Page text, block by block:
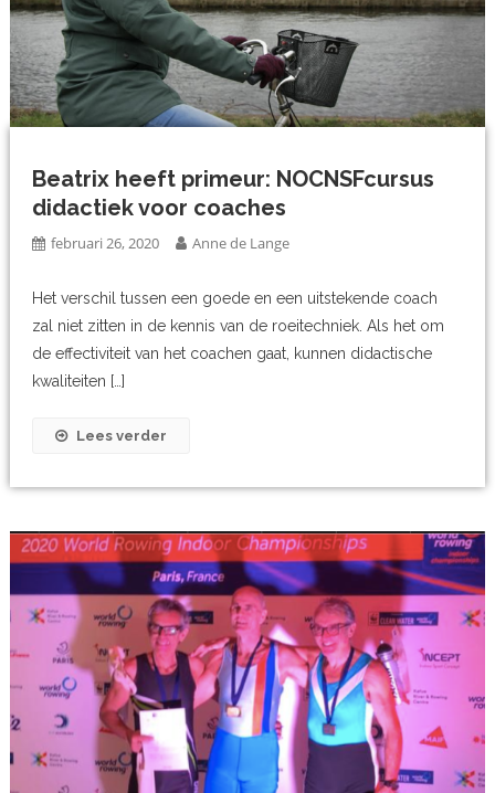
Beatrix heeft primeur: NOCNSFcursus
didactiek voor coaches
februari 26, 2020 Anne de Lange
Het verschil tussen een goede en een uitstekende coach
zal niet zitten in de kennis van de roeitechniek. Als het om
de effectiviteit van het coachen gaat, kunnen didactische
kwaliteiten […]
Lees verder